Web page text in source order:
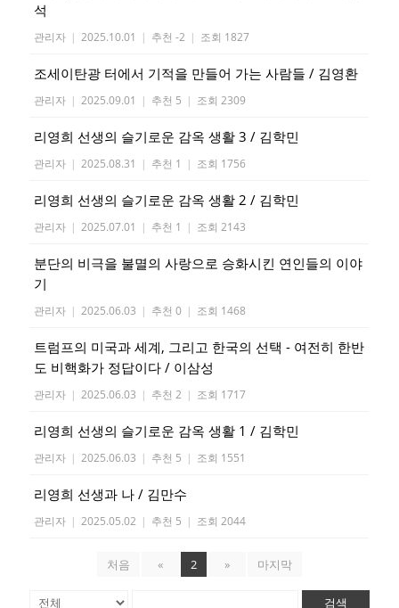
석
관리자 | 2025.10.01 | 추천 -2 | 조회 1827
조세이탄광 터에서 기적을 만들어 가는 사람들 / 김영환
관리자 | 2025.09.01 | 추천 5 | 조회 2309
리영희 선생의 슬기로운 감옥 생활 3 / 김학민
관리자 | 2025.08.31 | 추천 1 | 조회 1756
리영희 선생의 슬기로운 감옥 생활 2 / 김학민
관리자 | 2025.07.01 | 추천 1 | 조회 2143
분단의 비극을 불멸의 사랑으로 승화시킨 연인들의 이야
기
관리자 | 2025.06.03 | 추천 0 | 조회 1468
트럼프의 미국과 세계, 그리고 한국의 선택 - 여전히 한반
도 비핵화가 정답이다 / 이삼성
관리자 | 2025.06.03 | 추천 2 | 조회 1717
리영희 선생의 슬기로운 감옥 생활 1 / 김학민
관리자 | 2025.06.03 | 추천 5 | 조회 1551
리영희 선생과 나 / 김만수
관리자 | 2025.05.02 | 추천 5 | 조회 2044
처음 « 2 » 마지막
검색